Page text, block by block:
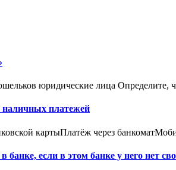
юридические лица Определите,
наличных платежей
картыПлатёж через
если в этом банке у него нет